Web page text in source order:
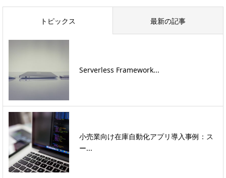
トピックス 最新の記事
Serverless Framework...
小売業向け在庫自動化アプリ導入事例：ス
ー...